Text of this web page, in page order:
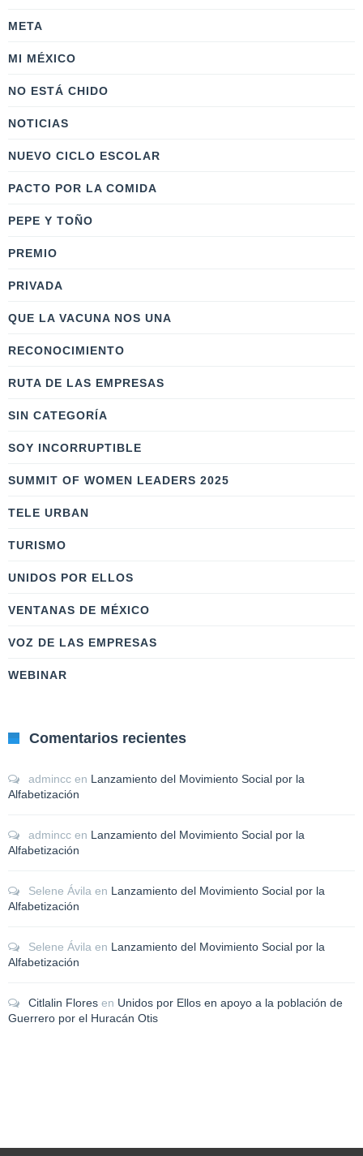
META
MI MÉXICO
NO ESTÁ CHIDO
NOTICIAS
NUEVO CICLO ESCOLAR
PACTO POR LA COMIDA
PEPE Y TOÑO
PREMIO
PRIVADA
QUE LA VACUNA NOS UNA
RECONOCIMIENTO
RUTA DE LAS EMPRESAS
SIN CATEGORÍA
SOY INCORRUPTIBLE
SUMMIT OF WOMEN LEADERS 2025
TELE URBAN
TURISMO
UNIDOS POR ELLOS
VENTANAS DE MÉXICO
VOZ DE LAS EMPRESAS
WEBINAR
Comentarios recientes
admincc en Lanzamiento del Movimiento Social por la
Alfabetización
admincc en Lanzamiento del Movimiento Social por la
Alfabetización
Selene Ávila en Lanzamiento del Movimiento Social por la
Alfabetización
Selene Ávila en Lanzamiento del Movimiento Social por la
Alfabetización
Citlalin Flores en Unidos por Ellos en apoyo a la población de
Guerrero por el Huracán Otis